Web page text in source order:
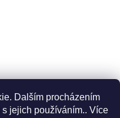
Dalším procházením
jejich používáním.. Více